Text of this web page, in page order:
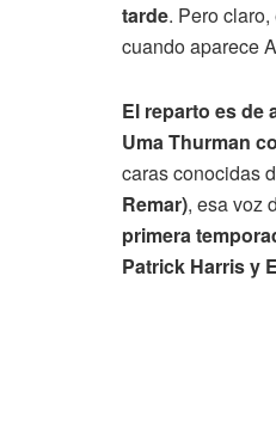
tarde. Pero
cuando aparece
El reparto es de
Uma Thurman
caras conocidas
Remar), esa voz
primera
Patrick Harris y